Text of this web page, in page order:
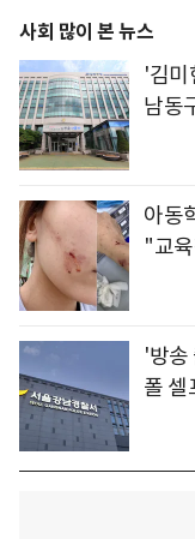
사회 많이 본 뉴스
'김미
남동
아동
"교
'방송
폴 셀